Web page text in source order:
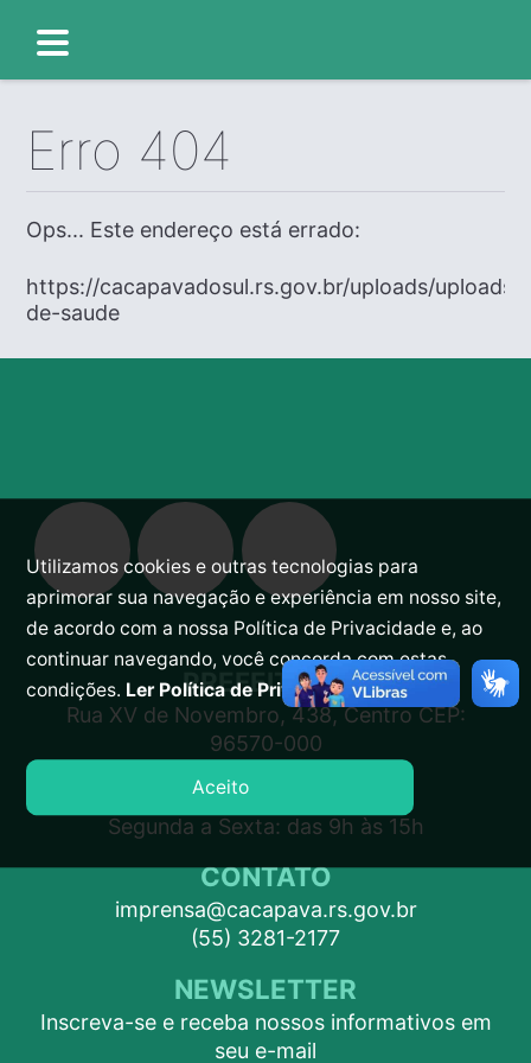
Erro 404
Ops... Este endereço está errado:
https://cacapavadosul.rs.gov.br/uploads/
de-saude
PREFEITURA
Rua XV de Novembro, 438, Centro CEP:
96570-000
ATENDIMENTO
Segunda a Sexta: das 9h às 15h
CONTATO
imprensa@cacapava.rs.gov.br
(55) 3281-2177
NEWSLETTER
Inscreva-se e receba nossos informativos em
seu e-mail
Utilizamos cookies e outras tecnologias para
aprimorar sua navegação e experiência em nosso site,
de acordo com a nossa Política de Privacidade e, ao
continuar navegando, você concorda com estas
condições. Ler Política de Privacidade.
Aceito